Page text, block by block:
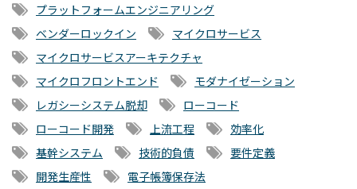
プラットフォームエンジニアリング
ベンダーロックイン
マイクロサービス
マイクロサービスアーキテクチャ
マイクロフロントエンド
モダナイゼーション
レガシーシステム脱却
ローコード
ローコード開発
上流工程
効率化
基幹システム
技術的負債
要件定義
開発生産性
電子帳簿保存法